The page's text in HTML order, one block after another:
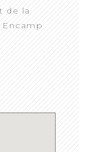
de la
Encamp